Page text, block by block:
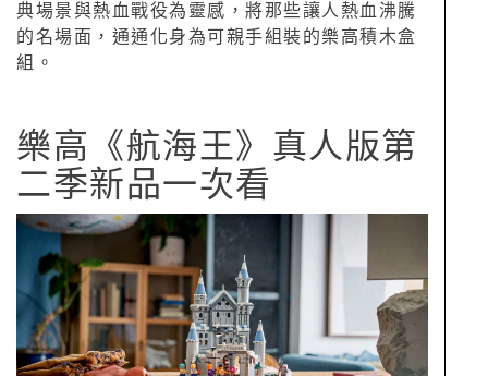
典場景與熱血戰役為靈感，將那些讓人熱血沸騰
的名場面，通通化身為可親手組裝的樂高積木盒
組。
樂高《航海王》真人版第
二季新品一次看